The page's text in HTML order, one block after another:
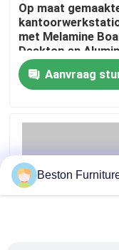
Neem contact
Gevallen
Blog
Op maat
met Melamine
Desktop en
Frame Modulair
kantoormeubel
Aanvraag
Beston